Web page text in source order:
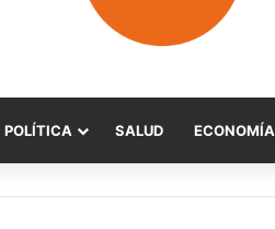
POLÍTICA SALUD ECONOMÍA